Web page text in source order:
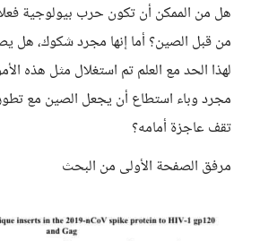
هل من الممكن أن تكون حرب بيولوجية
من قبل الصين؟ أما إنها مجرد شكوك، هل
لهذا الحد مع العلم تم استغلال مثل هذه
مجرد وباء استطاع أن يجعل الصين مع
تقف عاجزة أمامه؟
مرفق الصفحة الأولى من البحث